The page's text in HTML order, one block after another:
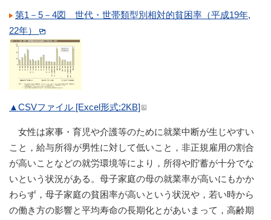
第1－5－4図 世代・世帯類型別相対的貧困率（平成19年,
22年）
▲CSVファイル [Excel形式:2KB]
女性は家事・育児や介護等のために就業中断が生じやすい
こと，給与所得が男性に対して低いこと，非正規雇用の割合
が高いことなどの就労環境等により，所得や貯蓄が十分でな
いという状況がある。母子家庭の母の就業率が高いにもかか
わらず，母子家庭の貧困率が高いという状況や，若い時から
の働き方の影響と平均寿命の長期化とがあいまって，高齢期